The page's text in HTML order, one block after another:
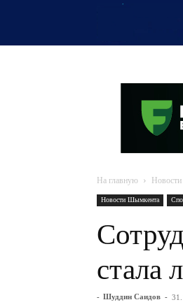
На главную
Новости Шымкента
стала
- Шуддин Саидов -